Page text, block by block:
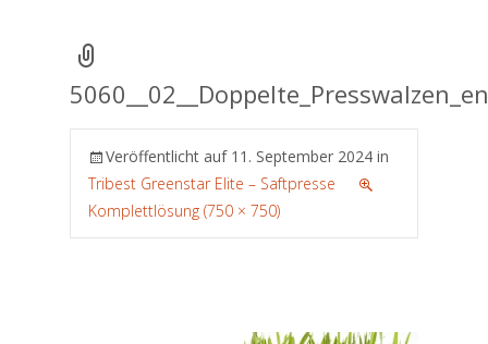
Veröffentlicht auf 11. September 2024 in
Tribest Greenstar Elite – Saftpresse
Komplettlösung (750 × 750)